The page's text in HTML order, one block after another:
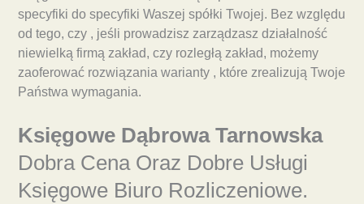
specyfiki do specyfiki Waszej spółki Twojej. Bez względu
od tego, czy , jeśli prowadzisz zarządzasz działalność
niewielką firmą zakład, czy rozległą zakład, możemy
zaoferować rozwiązania warianty , które zrealizują Twoje
Państwa wymagania.
Księgowe Dąbrowa Tarnowska
Dobra Cena Oraz Dobre Usługi
Księgowe Biuro Rozliczeniowe.